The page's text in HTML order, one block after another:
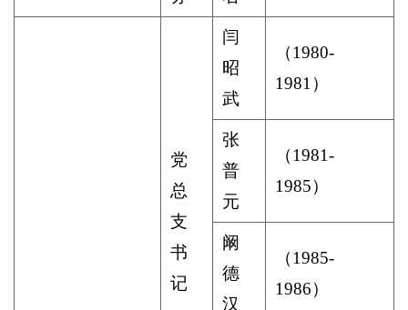
党
总
支
书
记
闫
昭
武
（1980-
1981 ）
张
普
元
（1981-
1985）
阚
德
汉
（1985-
1986）